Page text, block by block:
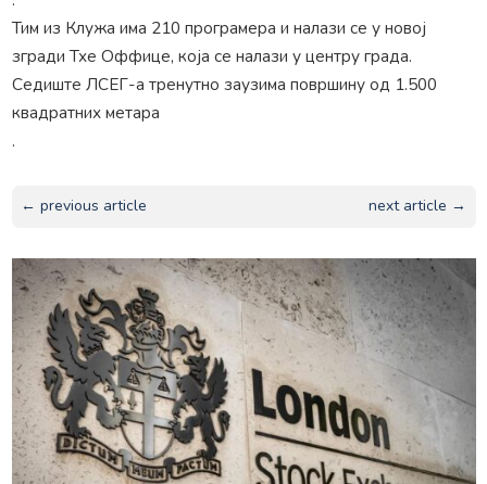
Тим из Клужа има 210 програмера и налази се у новој
згради Тхе Оффице, која се налази у центру града.
Седиште ЛСЕГ-а тренутно заузима површину од 1.500
квадратних метара
.
← previous article next article →